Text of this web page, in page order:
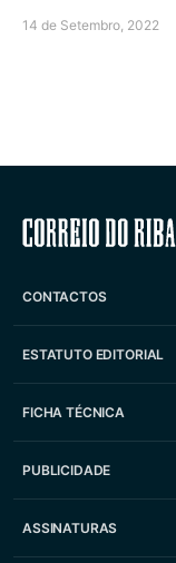
14 de Setembro, 2022
CONTACTOS
ESTATUTO EDITORIAL
FICHA TÉCNICA
PUBLICIDADE
ASSINATURAS